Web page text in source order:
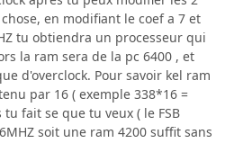
en modifiant le coef a 7 et
tu obtiendra un processeur qui
la ram sera de la pc 6400 , et
d'overclock. Pour savoir kel ram
par 16 ( exemple 338*16 =
fait se que tu veux ( le FSB
soit une ram 4200 suffit sans